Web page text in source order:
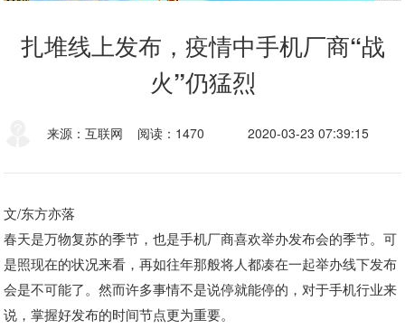
扎堆线上发布，疫情中手机厂商“战
火”仍猛烈
来源：互联网 阅读：1470 2020-03-23 07:39:15
文/东方亦落
春天是万物复苏的季节，也是手机厂商喜欢举办发布会的季节。可
是照现在的状况来看，再如往年那般将人都凑在一起举办线下发布
会是不可能了。然而许多事情不是说停就能停的，对于手机行业来
说，掌握好发布的时间节点更为重要。